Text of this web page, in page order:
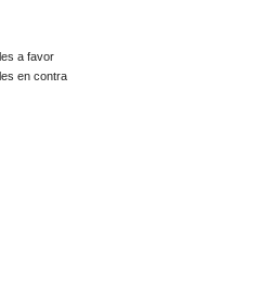
a favor
en contra